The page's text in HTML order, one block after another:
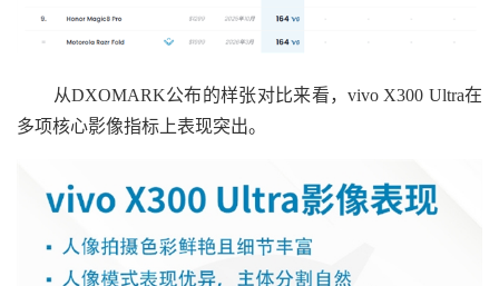
从DXOMARK公布的样张对比来看，vivo X300 Ultra在
多项核心影像指标上表现突出。